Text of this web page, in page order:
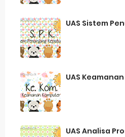
Kunci Jawaban IPS
UAS Sistem
UAS
UAS Analisa